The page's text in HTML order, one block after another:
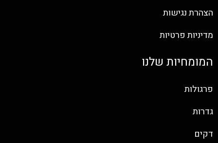
הצהרת נגישות
מדיניות פרטיות
המומחיות שלנו
פרגולות
גדרות
דקים